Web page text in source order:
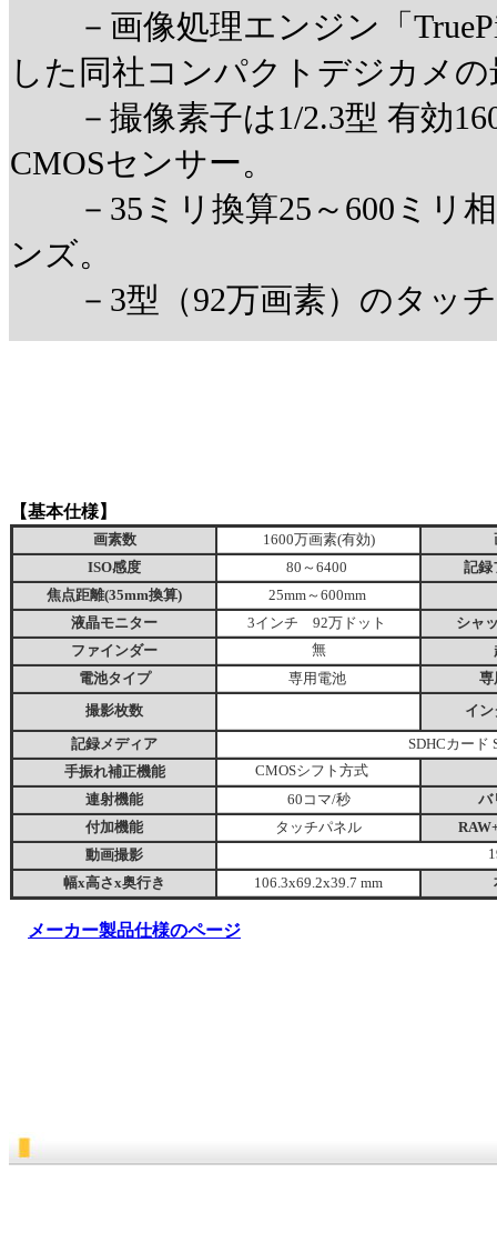
－画像処理エンジン「
した同社コンパクトデジカメ
－撮像素子は1/2.3型 有効
CMOSセンサー。
－35ミリ換算25～600ミリ相
ンズ。
－3型（92万画素）のタッチ
【基本仕様】
画素数 1600万画素(有効)
ISO感度
80～6400
記録
焦点距離(35mm換算)
25mm～600mm
液晶モニター
3インチ 92万ドット
シャ
ファインダー
無
電池タイプ
専用電池
専
撮影枚数
イ
記録メディア
SDHCカード
手振れ補正機能
CMOSシフト方式
連射機能 60コマ/秒
バ
付加機能
タッチパネル
動画撮影
幅x高さx奥行き 106.3x69.2x39.7 mm
メーカー製品仕様のページ